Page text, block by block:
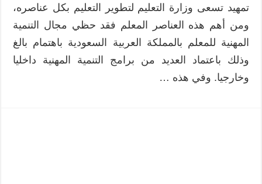
تمهيد تسعى وزارة التعليم لتطوير التعليم بكل عناصره،
ومن أهم هذه العناصر المعلم فقد حظي مجال التنمية
المهنية للمعلم بالمملكة العربية السعودية باهتمام بالغ
وذلك باعتماد العديد من برامج التنمية المهنية داخليا
وخارجيا. وفي هذه …